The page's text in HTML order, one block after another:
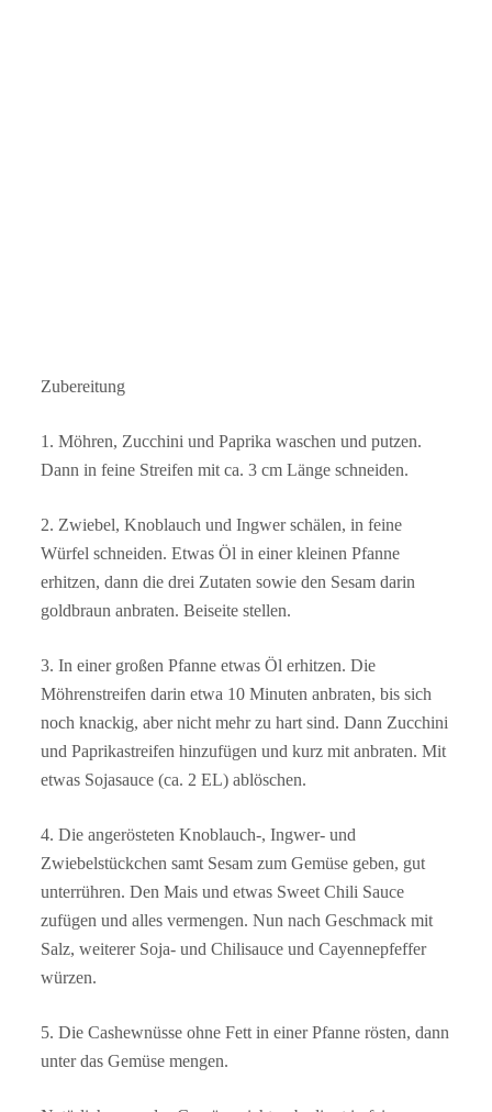
Zubereitung
1. Möhren, Zucchini und Paprika waschen und putzen.
Dann in feine Streifen mit ca. 3 cm Länge schneiden.
2. Zwiebel, Knoblauch und Ingwer schälen, in feine
Würfel schneiden. Etwas Öl in einer kleinen Pfanne
erhitzen, dann die drei Zutaten sowie den Sesam darin
goldbraun anbraten. Beiseite stellen.
3. In einer großen Pfanne etwas Öl erhitzen. Die
Möhrenstreifen darin etwa 10 Minuten anbraten, bis sich
noch knackig, aber nicht mehr zu hart sind. Dann Zucchini
und Paprikastreifen hinzufügen und kurz mit anbraten. Mit
etwas Sojasauce (ca. 2 EL) ablöschen.
4. Die angerösteten Knoblauch-, Ingwer- und
Zwiebelstückchen samt Sesam zum Gemüse geben, gut
unterrühren. Den Mais und etwas Sweet Chili Sauce
zufügen und alles vermengen. Nun nach Geschmack mit
Salz, weiterer Soja- und Chilisauce und Cayennepfeffer
würzen.
5. Die Cashewnüsse ohne Fett in einer Pfanne rösten, dann
unter das Gemüse mengen.